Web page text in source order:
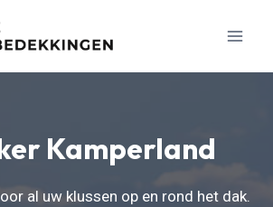
Kamperland
al uw klussen op en rond het dak.